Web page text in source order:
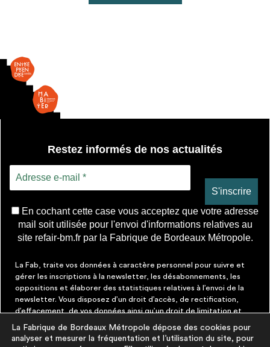
Restez informés de nos actualités
En cochant cette case vous acceptez que votre adresse
mail soit utilisée pour l'envoi d'informations relatives au
site refair-bm.fr par la Fabrique de Bordeaux Métropole.
La Fab, traite vos données à caractère personnel pour suivre et
gérer les inscriptions à la newsletter, les désabonnements, les
oppositions et élaborer des statistiques relatives à l’envoi de la
newsletter. Vous disposez d’un droit d’accès, de rectification,
d’effacement, de vos données ainsi qu’un droit de limitation et
moment faire cesser ces communications en cliquant sur le lien de
désinscription figurant dans chaque message. Vous pouvez
La Fabrique de Bordeaux Métropole dépose des cookies pour
analyser et mesurer la fréquentation et l’utilisation du site, pour